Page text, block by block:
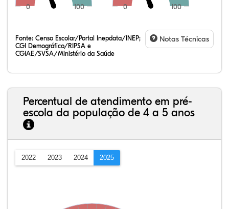
0 100 0 100
Fonte: Censo Escolar/Portal Inepdata/INEP;
CGI Demográfico/RIPSA e
CGIAE/SVSA/Ministério da Saúde
Notas Técnicas
Percentual de atendimento em pré-
escola da população de 4 a 5 anos
2022 2023 2024 2025